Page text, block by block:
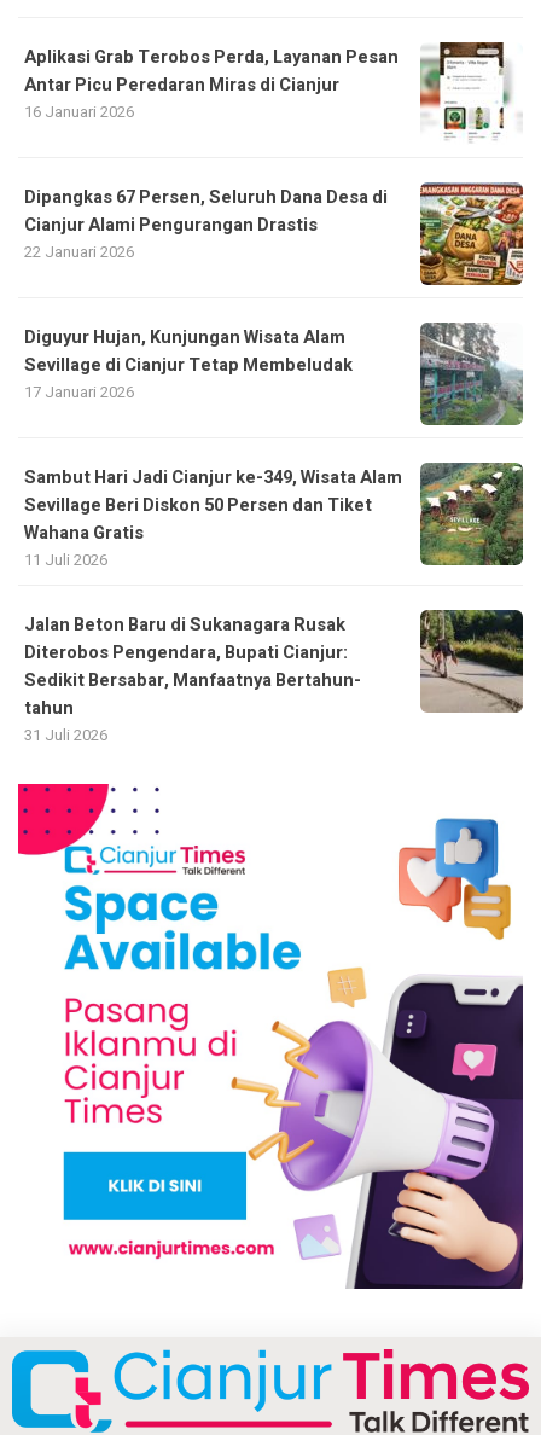
Aplikasi Grab Terobos Perda, Layanan Pesan
Antar Picu Peredaran Miras di Cianjur
16 Januari 2026
Dipangkas 67 Persen, Seluruh Dana Desa di
Cianjur Alami Pengurangan Drastis
22 Januari 2026
Diguyur Hujan, Kunjungan Wisata Alam
Sevillage di Cianjur Tetap Membeludak
17 Januari 2026
Sambut Hari Jadi Cianjur ke-349, Wisata Alam
Sevillage Beri Diskon 50 Persen dan Tiket
Wahana Gratis
11 Juli 2026
Jalan Beton Baru di Sukanagara Rusak
Diterobos Pengendara, Bupati Cianjur:
Sedikit Bersabar, Manfaatnya Bertahun-
tahun
31 Juli 2026